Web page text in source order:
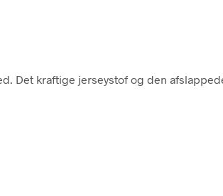
Det kraftige jerseystof og den